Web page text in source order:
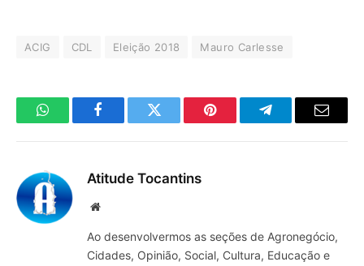
ACIG CDL Eleição 2018 Mauro Carlesse
WhatsAppFacebookTwitter Pinterest TelegramaE-
Atitude Tocantins
Site
Ao desenvolvermos as seções de Agronegócio,
Cidades, Opinião, Social, Cultura, Educação e